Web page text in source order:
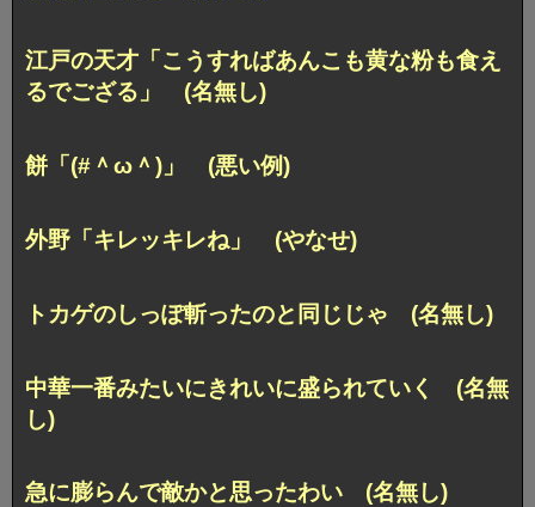
江戸の天才「こうすればあんこも黄な粉も食え
るでござる」 (名無し)
餅「(#＾ω＾)」 (悪い例)
外野「キレッキレね」 (やなせ)
トカゲのしっぽ斬ったのと同じじゃ (名無し)
中華一番みたいにきれいに盛られていく (名無
し)
急に膨らんで敵かと思ったわい (名無し)